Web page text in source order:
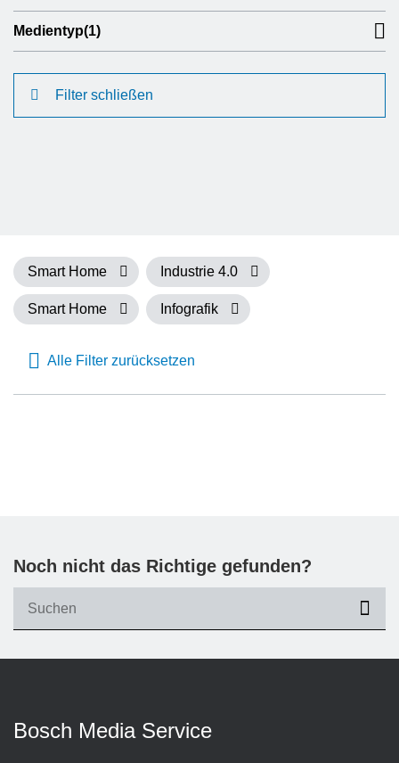
Medientyp(1)
Filter schließen
Smart Home Industrie 4.0
Smart Home Infografik
Alle Filter zurücksetzen
Noch nicht das Richtige gefunden?
Bosch Media Service